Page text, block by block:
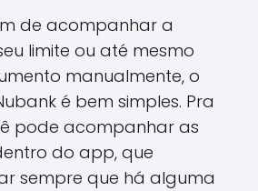
de acompanhar a
limite ou até mesmo
manualmente, o
é bem simples. Pra
pode acompanhar as
do app, que
sempre que há alguma